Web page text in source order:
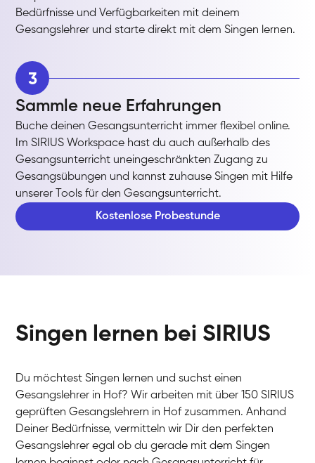
Bedürfnisse und Verfügbarkeiten mit deinem
Gesangslehrer und starte direkt mit dem Singen lernen.
3
Sammle neue Erfahrungen
Buche deinen Gesangsunterricht immer flexibel online.
Im SIRIUS Workspace hast du auch außerhalb des
Gesangsunterricht uneingeschränkten Zugang zu
Gesangsübungen und kannst zuhause Singen mit Hilfe
unserer Tools für den Gesangsunterricht.
Kostenlose Probestunde
Singen lernen bei SIRIUS
Du möchtest Singen lernen und suchst einen
Gesangslehrer in Hof? Wir arbeiten mit über 150 SIRIUS
geprüften Gesangslehrern in Hof zusammen. Anhand
Deiner Bedürfnisse, vermitteln wir Dir den perfekten
Gesangslehrer egal ob du gerade mit dem Singen